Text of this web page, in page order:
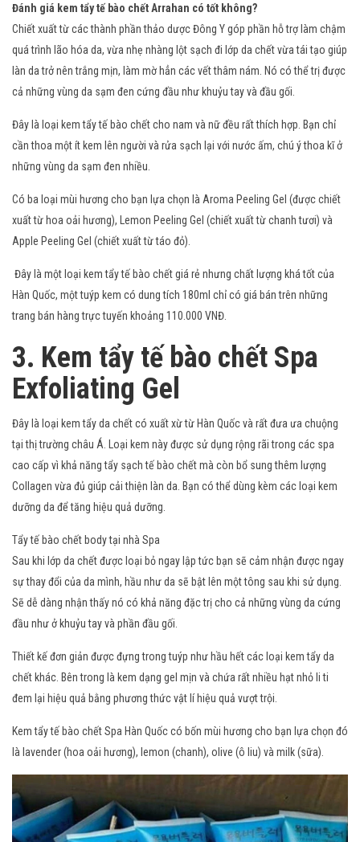
Đánh giá kem tẩy tế bào chết Arrahan có tốt không?
Chiết xuất từ các thành phần thảo dược Đông Y góp phần hỗ trợ làm chậm
quá trình lão hóa da, vừa nhẹ nhàng lột sạch đi lớp da chết vừa tái tạo giúp
làn da trở nên trắng mịn, làm mờ hẳn các vết thâm nám. Nó có thể trị được
cả những vùng da sạm đen cứng đầu như khuỷu tay và đầu gối.
Đây là loại kem tẩy tế bào chết cho nam và nữ đều rất thích hợp. Bạn chỉ
cần thoa một ít kem lên người và rửa sạch lại với nước ấm, chú ý thoa kĩ ở
những vùng da sạm đen nhiều.
Có ba loại mùi hương cho bạn lựa chọn là Aroma Peeling Gel (được chiết
xuất từ hoa oải hương), Lemon Peeling Gel (chiết xuất từ chanh tươi) và
Apple Peeling Gel (chiết xuất từ táo đỏ).
Đây là một loại kem tẩy tế bào chết giá rẻ nhưng chất lượng khá tốt của
Hàn Quốc, một tuýp kem có dung tích 180ml chỉ có giá bán trên những
trang bán hàng trực tuyến khoảng 110.000 VNĐ.
3. Kem tẩy tế bào chết Spa
Exfoliating Gel
Đây là loại kem tẩy da chết có xuất xừ từ Hàn Quốc và rất đưa ưa chuộng
tại thị trường châu Á. Loại kem này được sử dụng rộng rãi trong các spa
cao cấp vì khả năng tẩy sạch tế bào chết mà còn bổ sung thêm lượng
Collagen vừa đủ giúp cải thiện làn da. Bạn có thể dùng kèm các loại kem
dưỡng da để tăng hiệu quả dưỡng.
Tẩy tế bào chết body tại nhà Spa
Sau khi lớp da chết được loại bỏ ngay lập tức bạn sẽ cảm nhận được ngay
sự thay đổi của da mình, hầu như da sẽ bật lên một tông sau khi sử dụng.
Sẽ dễ dàng nhận thấy nó có khả năng đặc trị cho cả những vùng da cứng
đầu như ở khuỷu tay và phần đầu gối.
Thiết kế đơn giản được đựng trong tuýp như hầu hết các loại kem tẩy da
chết khác. Bên trong là kem dạng gel mịn và chứa rất nhiều hạt nhỏ li ti
đem lại hiệu quả bằng phương thức vật lí hiệu quả vượt trội.
Kem tẩy tế bào chết Spa Hàn Quốc có bốn mùi hương cho bạn lựa chọn đó
là lavender (hoa oải hương), lemon (chanh), olive (ô liu) và milk (sữa).